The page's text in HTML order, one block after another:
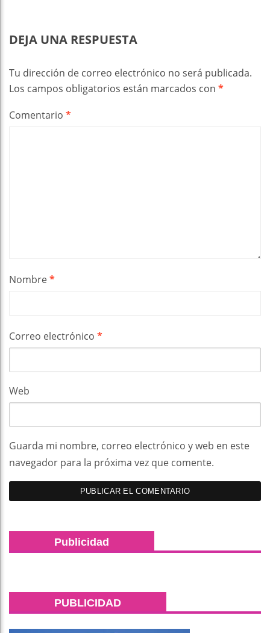
DEJA UNA RESPUESTA
Tu dirección de correo electrónico no será publicada.
Los campos obligatorios están marcados con *
Comentario *
Nombre*
Correo electrónico *
Web
Guarda mi nombre, correo electrónico y web en este
navegador para la próxima vez que comente.
Publicidad
PUBLICIDAD